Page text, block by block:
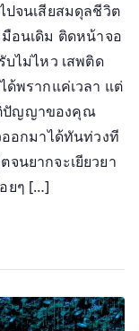
ปจนเสียสมดุลชีวิต
อนเดิม ติดหน้าจอ
ไม่ไหว เสพติด
ด้พรากแค่เวลา แต่
ปัญญาของคุณ
ออกมาได้ทันท่วงที
นยากจะเยียวยา
ยๆ […]